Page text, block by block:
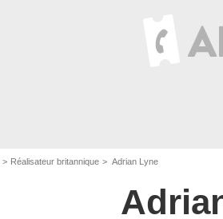
Réalisateur britannique Adrian Lyne